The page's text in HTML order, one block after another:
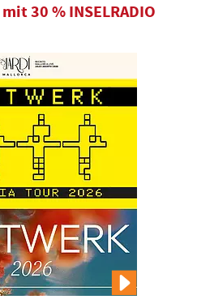
30 % INSELRADIO